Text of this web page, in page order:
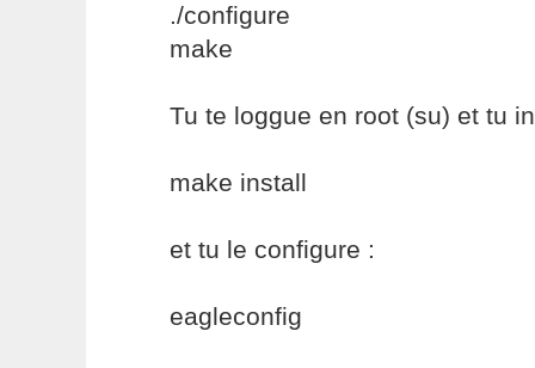
./configure
make
Tu te loggue en root (su) et tu
make install
et tu le configure :
eagleconfig